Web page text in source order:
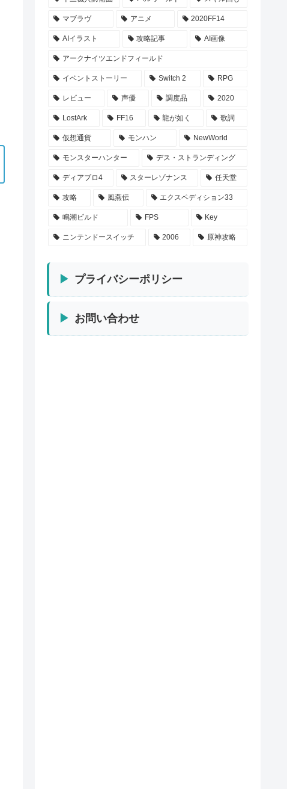
マブラヴ アニメ 2020FF14
AIイラスト 攻略記事 AI画像
アークナイツエンドフィールド
イベントストーリー Switch 2 RPG
レビュー 声優 調度品 2020
LostArk FF16 龍が如く 歌詞
仮想通貨 モンハン NewWorld
モンスターハンター デス・ストランディング
ディアブロ4 スターレゾナンス 任天堂
攻略 風燕伝 エクスペディション33
鳴潮ビルド FPS Key
ニンテンドースイッチ 2006 原神攻略
プライバシーポリシー
お問い合わせ